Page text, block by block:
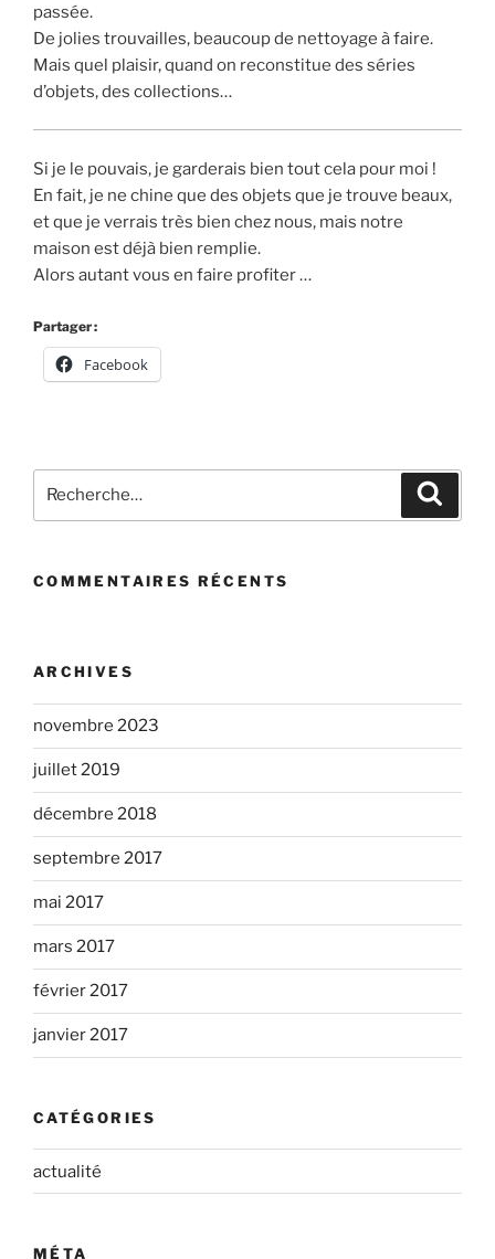
passée.
De jolies trouvailles, beaucoup de nettoyage à faire.
Mais quel plaisir, quand on reconstitue des séries
d’objets, des collections…
Si je le pouvais, je garderais bien tout cela pour moi !
En fait, je ne chine que des objets que je trouve beaux,
et que je verrais très bien chez nous, mais notre
maison est déjà bien remplie.
Alors autant vous en faire profiter …
Partager :
Facebook
pour
COMMENTAIRES RÉCENTS
ARCHIVES
novembre 2023
juillet 2019
décembre 2018
septembre 2017
mai 2017
mars 2017
février 2017
janvier 2017
CATÉGORIES
actualité
MÉTA